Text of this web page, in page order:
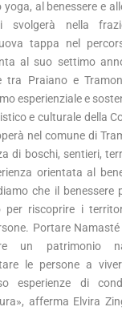
al benessere e
svolgerà nella
tappa nel
al suo settimo
tra Praiano e
esperienziale e
e culturale della
nel comune di
di boschi, sentieri,
orientata al
che il benessere
per riscoprire i
Portare
un patrimonio
le persone a
esperienze di
afferma Elvira